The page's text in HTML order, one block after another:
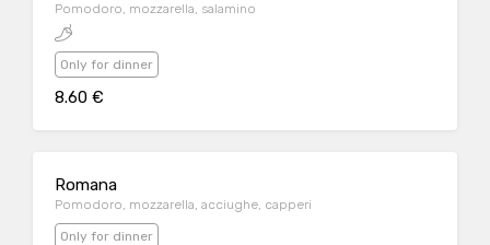
Pomodoro, mozzarella, salamino
Only for dinner
8.60 €
Romana
Pomodoro, mozzarella, acciughe, capperi
Only for dinner